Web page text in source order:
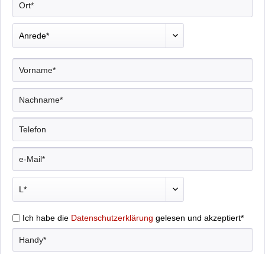
Ich habe die Datenschutzerklärung gelesen und akzeptiert*